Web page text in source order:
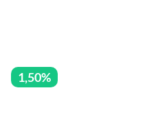
1,50%